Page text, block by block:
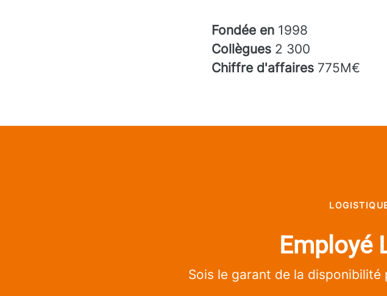
Fondée en 1998
Collègues 2 300
Chiffre d'affaires 775M€
Employé
Sois le garant de la